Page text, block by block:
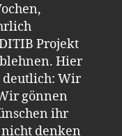
Projekt
Hier
deutlich: Wir
gönnen
ihr
denken